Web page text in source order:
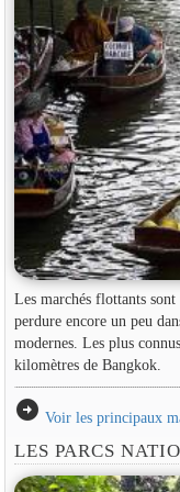
Les marchés flottants
perdure encore un peu
modernes. Les plus
kilomètres de Bangkok.
arrow_circle_right Voir les principaux
LES PARCS